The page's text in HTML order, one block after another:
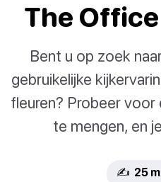
The
Bent u op zoek
gebruikelijke
fleuren? Probeer
te mengen, en
✍️ 25